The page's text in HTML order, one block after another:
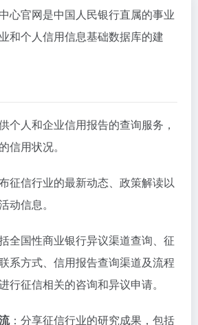
心官网是中国人民银行直属的事业
和个人信用信息基础数据库的建
个人和企业信用报告的查询服务，
信用状况。
征信行业的最新动态、政策解读以
动信息。
全国性商业银行异议渠道查询、征
系方式、信用报告查询渠道及流程
行征信相关的咨询和异议申请。
‌：分享征信行业的研究成果，包括